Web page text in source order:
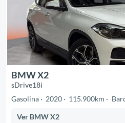
BMW X2
sDrive18i
Gasolina
2020 115.900km
Ver BMW X2